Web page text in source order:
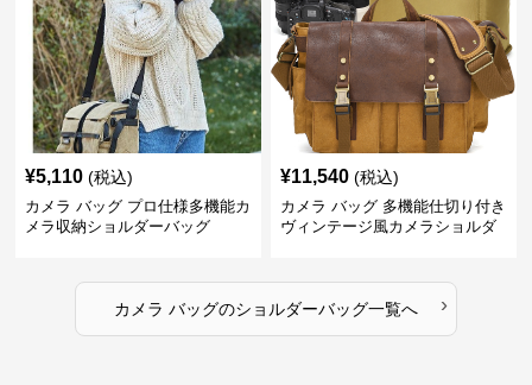
¥5,110 (税込)
カメラ バッグ プロ仕様多機能カ
メラ収納ショルダーバッグ
¥11,540 (税込)
カメラ バッグ 多機能仕切り付き
ヴィンテージ風カメラショルダ
カメラ バッグのショルダーバッグ一覧へ ›